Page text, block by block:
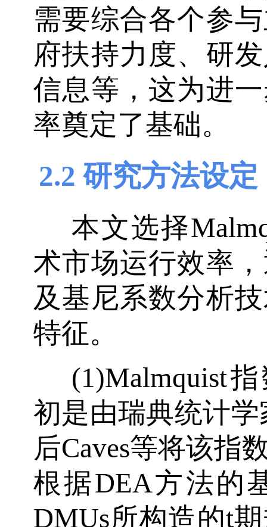
需要综合各个参
府扶持力度、研
信息等，这为进
率奠定了基础。
2.2 研究方法设定
本文选择
术市场运行效率
及基尼系数分析
特征。
(1)Malmquist
初是由瑞典统计
后Caves等将该指
根据DEA方法的
DMUs所构造的t